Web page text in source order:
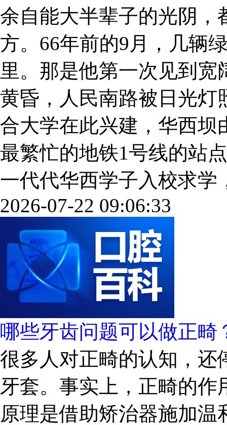
余自能大半辈子的光阴，
方。66年前的9月，几辆
里。那是他第一次见到
黄昏，人民南路被日光灯
合大学在此兴建，华西坝
最繁忙的地铁1号线的站
一代代华西学子入校求学
2026-07-22 09:06:33
哪些牙齿问题可以做正畸
很多人对正畸的认知，还
牙套。事实上，正畸的
原理是借助矫治器施加